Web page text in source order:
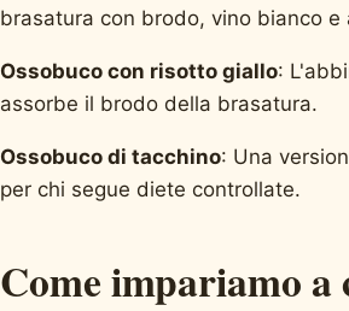
brasatura con brodo, vino bianco e
Ossobuco con risotto giallo:
assorbe il brodo della brasatura.
Ossobuco di tacchino: Una
per chi segue diete controllate.
Come impariamo a